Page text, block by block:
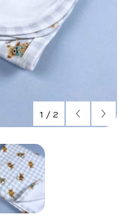
1 / 2